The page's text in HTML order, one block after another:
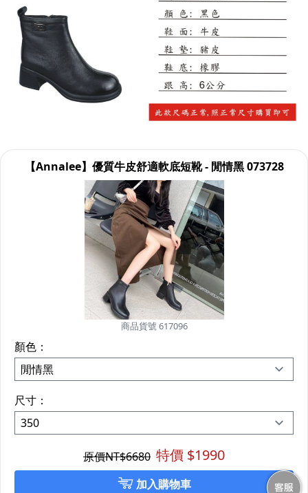
【Annalee】優質牛皮舒適軟底短靴 - 閒情黑 073728
商品貨號 617096
顏色：
尺寸：
原價NT$6680 特價 $1990
加入購物車